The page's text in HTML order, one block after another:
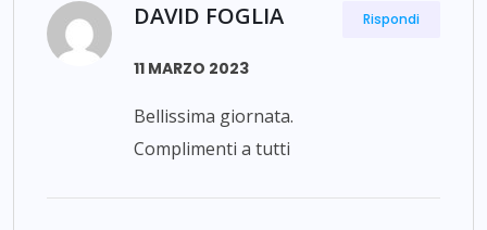
DAVID FOGLIA
11 MARZO 2023
Bellissima giornata.
Complimenti a tutti
Rispondi